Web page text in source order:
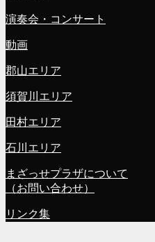
演奏会・コンサート
動画
郡山エリア
須賀川エリア
田村エリア
石川エリア
まざっせプラザについて
（お問い合わせ）
リンク集